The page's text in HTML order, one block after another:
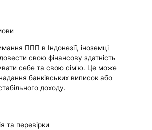
ППП в Індонезії, іноземці
свою фінансову здатність
себе та свою сім'ю. Це може
банківських виписок або
доходу.
та перевірки